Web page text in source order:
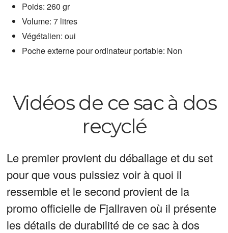
Poids: 260 gr
Volume: 7 litres
Végétalien: oui
Poche externe pour ordinateur portable: Non
Vidéos de ce sac à dos
recyclé
Le premier provient du déballage et du set
pour que vous puissiez voir à quoi il
ressemble et le second provient de la
promo officielle de Fjallraven où il présente
les détails de durabilité de ce sac à dos